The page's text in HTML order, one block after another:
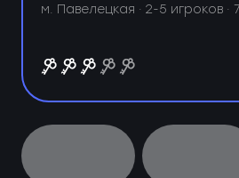
м. Павелецкая ·2-5 игроков ·